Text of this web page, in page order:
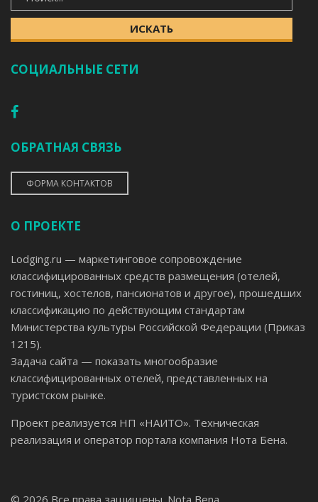
ИСКАТЬ
СОЦИАЛЬНЫЕ СЕТИ
ОБРАТНАЯ СВЯЗЬ
ФОРМА КОНТАКТОВ
О ПРОЕКТЕ
Lodging.ru — маркетинговое сопровождение
классифицированных средств размещения (отелей,
гостиниц, хостелов, пансионатов и другое), прошедших
классификацию по действующим стандартам
Министерства культуры Российской Федерации (Приказ
1215).
Задача сайта — показать многообразие
классифицированных отелей, представленных на
туристском рынке.
Проект реализуется НП «НАИТО». Техническая
реализация и оператор портала компания Нота Бена.
© 2026 Все права защищены. Nota Bena